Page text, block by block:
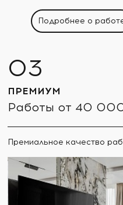
Подробнее о
ПРЕМИУМ
Работы от 40
Премиальное качество